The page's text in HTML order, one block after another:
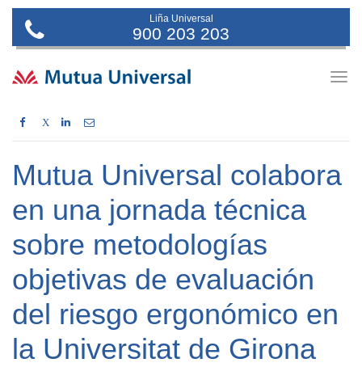
Liña Universal
900 203 203
X
Mutua Universal colabora
en una jornada técnica
sobre metodologías
objetivas de evaluación
del riesgo ergonómico en
la Universitat de Girona